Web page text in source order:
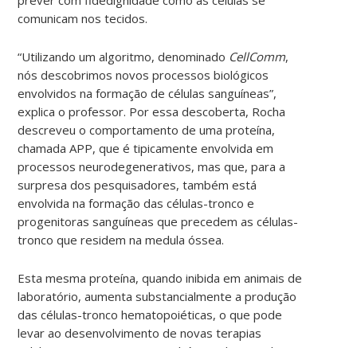
comunicam nos tecidos.
“Utilizando um algoritmo, denominado CellComm,
nós descobrimos novos processos biológicos
envolvidos na formação de células sanguíneas”,
explica o professor. Por essa descoberta, Rocha
descreveu o comportamento de uma proteína,
chamada APP, que é tipicamente envolvida em
processos neurodegenerativos, mas que, para a
surpresa dos pesquisadores, também está
envolvida na formação das células-tronco e
progenitoras sanguíneas que precedem as células-
tronco que residem na medula óssea.
Esta mesma proteína, quando inibida em animais de
laboratório, aumenta substancialmente a produção
das células-tronco hematopoiéticas, o que pode
levar ao desenvolvimento de novas terapias